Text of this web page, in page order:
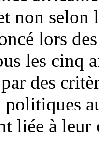
non selon
lors
les cinq
des
politiques
liée à